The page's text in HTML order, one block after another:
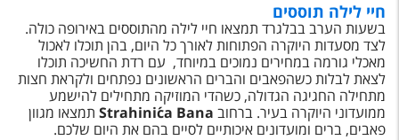
חיי לילה תוססים
בשעות הערב בבלגרד תמצאו חיי לילה מהתוססים באירופה כולה.
לצד מסעדות היוקרה הפתוחות לאורך כל היום, בהן תוכלו לאכול
מאכלי גורמה במחירים נמוכים במיוחד, עם רדת החשיכה תוכלו
לצאת לבלות כשהפאבים והברים הראשונים נפתחים ולקראת חצות
מתחילה החגיגה הגדולה, כשהדי המוזיקה מתחילים להישמע
ממועדוני היוקרה בעיר. ברחוב Strahinića Bana תמצאו מגוון
פאבים, ברים ומועדונים איכותיים לסיים בהם את היום שלכם.